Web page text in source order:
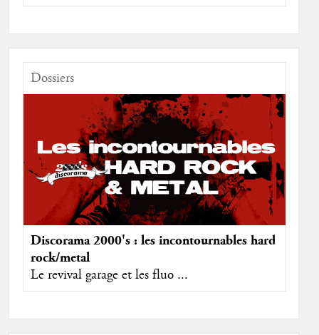
Dossiers
Discorama 2000's : les incontournables hard
rock/metal
Le revival garage et les fluo ...